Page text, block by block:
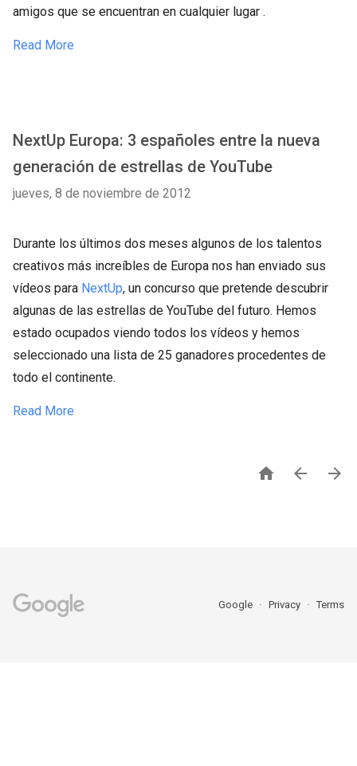
amigos que se encuentran en cualquier lugar .
Read More
NextUp Europa: 3 españoles entre la nueva
generación de estrellas de YouTube
jueves, 8 de noviembre de 2012
Durante los últimos dos meses algunos de los talentos
creativos más increíbles de Europa nos han enviado sus
vídeos para NextUp, un concurso que pretende descubrir
algunas de las estrellas de YouTube del futuro. Hemos
estado ocupados viendo todos los vídeos y hemos
seleccionado una lista de 25 ganadores procedentes de
todo el continente.
Read More
  
Google Privacy Terms